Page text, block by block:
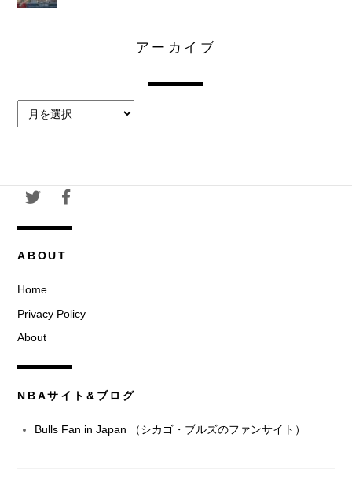
アーカイブ
ー
ブ
ABOUT
Home
Privacy Policy
About
NBAサイト&ブログ
Bulls Fan in Japan （シカゴ・ブルズのファンサイト）